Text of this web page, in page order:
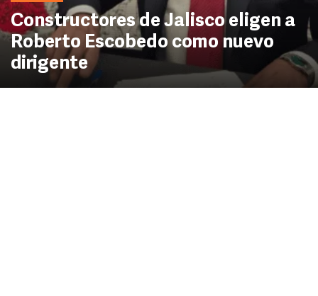
Constructores de Jalisco eligen a
Roberto Escobedo como nuevo
dirigente